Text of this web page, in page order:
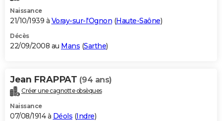
Naissance
21/10/1939 à Voray-sur-l'Ognon (Haute-Saône)
Décès
22/09/2008 au Mans (Sarthe)
Jean FRAPPAT (94 ans)
Créer une cagnotte obsèques
Naissance
07/08/1914 à Déols (Indre)